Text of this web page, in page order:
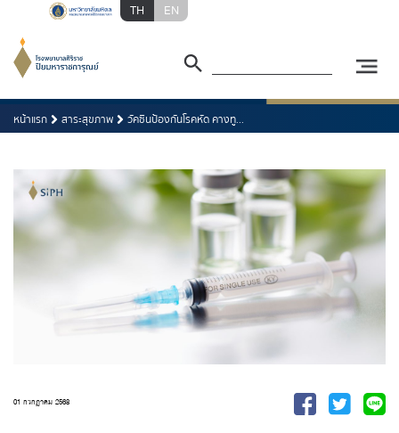
TH EN
หน้าแรก สาระสุขภาพ วัคซีนป้องกันโรคหัด คางทู...
01 กรกฎาคม 2568